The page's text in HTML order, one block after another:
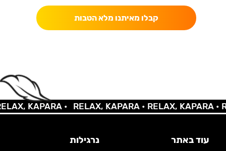
קבלו מאיתנו מלא הטבות
KAPARA • RELAX, KAPARA •RELAX, KAPARA •
עוד באתר נרגילות